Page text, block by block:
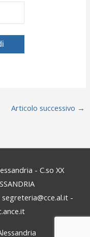
Articolo successivo →
- C.so XX
-